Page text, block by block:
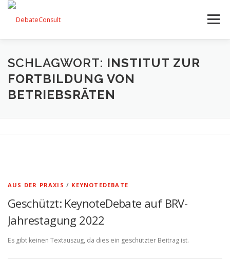
Zum
springen
Menü
UNSER ANGEBOT STREITKULTUR-BLOG
TEAM KONTAKT
SCHLAGWORT: INSTITUT ZUR
FORTBILDUNG VON
BETRIEBSRÄTEN
AUS DER PRAXIS / KEYNOTEDEBATE
Geschützt: KeynoteDebate auf BRV-
Jahrestagung 2022
Es gibt keinen Textauszug, da dies ein geschützter Beitrag ist.